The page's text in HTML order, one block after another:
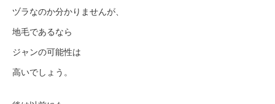
ヅラなのか分かりませんが、
地毛であるなら
ジャンの可能性は
高いでしょう。